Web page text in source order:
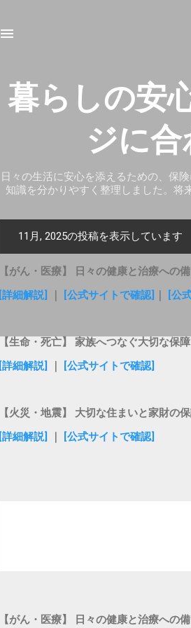
暮らしの安
ジに
日々の生活に安心を添えるための、保
知識を分かりやすく整理しました。将
稿
11月, 2025の投稿を表示しています
【がん・医療】 日々の健康と治療への備
[詳細解説]
[公式サイトで確認] [公
【生命・死亡】 家族へつなぐ大切な保障
[詳細解説]
[公式サイトで確認]
【火災・地震】 大切な住まいと家財の
[詳細解説]
[公式サイトで確認]
【がん・医療】 日々の健康と治療への備